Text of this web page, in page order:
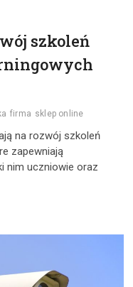
szkoleń
firma sklep online
na rozwój szkoleń
zapewniają
nim uczniowie oraz